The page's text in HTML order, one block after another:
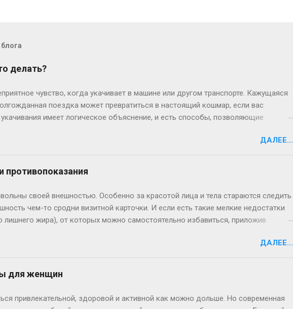
делать?
чувство, когда укачивает в машине или другом транспорте. Кажущаяся
поездка может превратиться в настоящий кошмар, если вас
укачивания имеет логическое объяснение, и есть способы, позволяющие
механизм, находящийся в среднем ухе, который состоит из вязкой
волосков или рецепторов. Эти рецепторы отвечают за положение нашего тела
с вестибулярным аппаратом во время поездки?
ДАЛЕЕ...
противопоказания
своей внешностью. Особенно за красотой лица и тела стараются следить
чем-то сродни визитной карточки. И если есть такие мелкие недостатки
лишнего жира), от которых можно самостоятельно избавиться, приложив
так как порождают комплексы. Например, громадный нос, кривые ноги,
последних мы и остановим свое внимание и поговорим об отопластике.
ДАЛЕЕ...
для женщин
привлекательной, здоровой и активной как можно дольше. Но современная